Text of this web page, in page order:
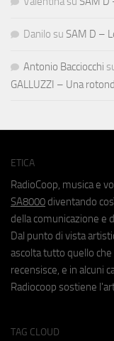
Danilo su SAM D –
Antonio Bacciocchi
GALLUZZI – Una
ETICA
RadioCoop, musica e
SA8000 diventando
della comunicazione e
Dal punto di vista
ascolta tutto quello
recensisce, e in alcuni
Radiocoop sostiene
TAG CLOUD